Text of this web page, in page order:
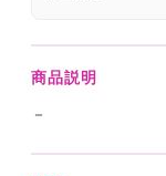
商品説明
－